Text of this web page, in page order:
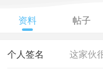
资料 帖子
这家伙
个人签名